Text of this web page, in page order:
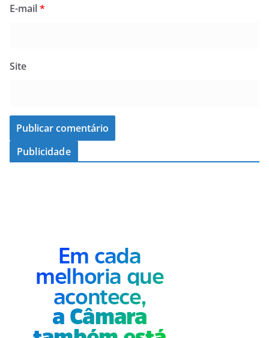
E-mail*
Site
Publicidade